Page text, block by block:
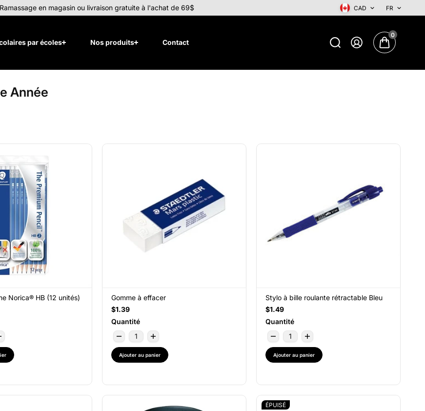
Ramassage en magasin ou livraison gratuite à l'achat de 69$ CAD FR
par écoles Nos produits Contact
0
Année
Norica® HB (12 unités)
Gomme à effacer
$1.39
Quantité
Ajouter au panier
Stylo à bille roulante rétractable Bleu
$1.49
Quantité
Ajouter au panier
ÉPUISÉ